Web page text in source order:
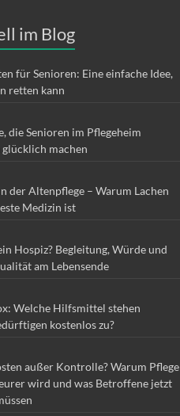
im Blog
für Senioren: Eine einfache Idee,
retten kann
die Senioren im Pflegeheim
machen
der Altenpflege – Warum Lachen
Medizin ist
Hospiz? Begleitung, Würde und
am Lebensende
Welche Hilfsmittel stehen
kostenlos zu?
außer Kontrolle? Warum Pflege
wird und was Betroffene jetzt